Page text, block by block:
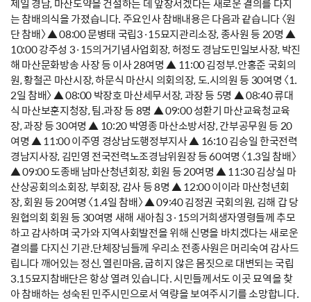
제일 경남, 마산도약을 건설하는 데 앞장서겠다는 새로운 결의를 다지
는 참배의식을 가졌습니다. 주요인사 참배내용은 다음과 같습니다 〈원
단 참배〉 ▲ 08:00 문병태 국립3·15묘지관리소장, 종사원 등 20명 ▲
10:00 강주성 3·15의거기념사업회장, 허정도 경남도민일보사장, 박진
해 마산문화방송 사장 등 이사 28여명 ▲ 11:00 김정부.안홍준 국회의
원, 황철곤 마산시장, 하문식 마산시 의회의장, 도.시의원 등 30여명 〈1.
2일 참배〉 ▲ 08:00 박장호 마산세무서장, 과장 등 5명 ▲ 08:40 류대
식 마산보훈지청장, 팀.과장 등 8명 ▲ 09:00 성환기 마산교육청교육
장, 과장 등 30여명 ▲ 10:20 박영종 마산소방서장, 간부공무원 등 20
여명 ▲ 11:00 이주영 경상남도행정부지사 ▲ 16:10 김승일 한국전력
경남지사장, 김민영 전국전력노조경남위원장 등 60여명 〈1.3일 참배〉
▲ 09:00 도종배 남마산청년회장, 회원 등 20여명 ▲ 11:30 김상실 마
산상공회의소회장, 부회장, 감사 등 8명 ▲ 12:00 이이라 마산청년회
장, 회원 등 20여명 〈1.4일 참배〉 ▲ 09:40 김정권 국회의원, 김해 갑 당
원협의회 회원 등 30여명 새해 새아침 3·15의거희생자영령들께 추모
하고 감사하며 국가와 지역사회발전을 위해 신명을 바치겠다는 새로운
결의를 다지신 기관.단체장님들께 우리소 전종사원은 머리숙여 감사드
립니다 깨어있는 정신, 열린마음, 굽히지 않은 몸짓으로 대변되는 국립
3.15묘지참배단은 항상 열려 있습니다. 시민들께서도 이곳 묘역을 찾
아 참배하는 성숙된 민주시민으로서 역량을 보여주시기를 소망합니다.